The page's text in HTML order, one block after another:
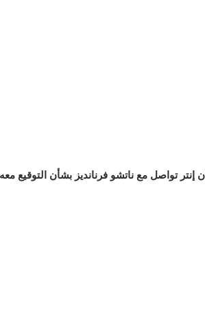
تواصل مع ناتشو فرنانديز بشأن التوقيع